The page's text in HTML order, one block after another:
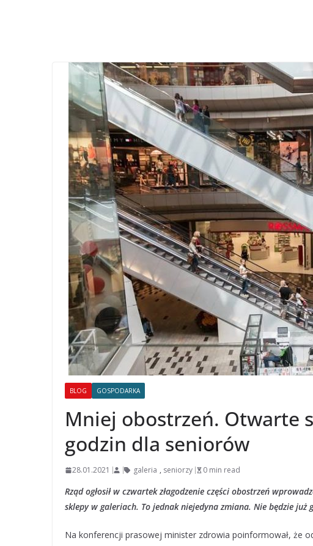
BLOG GOSPODARKA
Mniej obostrzeń. Otwarte
godzin dla seniorów
28.01.2021 galeria , seniorzy 0 min read
Rząd ogłosił w czwartek złagodzenie części obostrzeń
sklepy w galeriach. To jednak niejedyna zmiana. Nie będzie już
Na konferencji prasowej minister zdrowia poinformował, że